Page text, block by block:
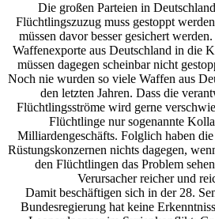
Die großen Parteien in
Flüchtlingszuzug muss gestoppt
müssen davor besser gesichert
Waffenexporte aus Deutschland in die
müssen dagegen scheinbar nicht
Noch nie wurden so viele Waffen aus
den letzten Jahren. Dass die
Flüchtlingsströme wird gerne
Flüchtlinge nur sogenannte
Milliardengeschäfts. Folglich haben
Rüstungskonzernen nichts dagegen,
den Flüchtlingen das Problem
Verursacher reicher und
Damit beschäftigen sich in der 28.
Bundesregierung hat keine